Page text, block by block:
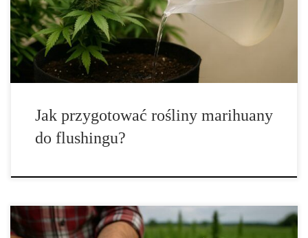
proces ten może wydawać się prosty, w rzeczywistości stanowi
jeden z najbardziej zaawansowanych elementów uprawy, łączący
wiedzę […]
Jak przygotować rośliny marihuany
do flushingu?